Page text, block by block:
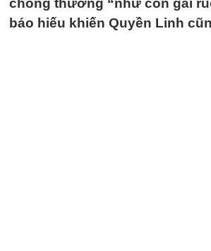
chồng thương “như con gái
báo hiếu khiến Quyền Linh